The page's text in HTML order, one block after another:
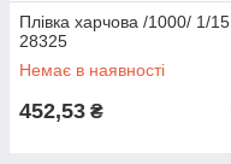
Плівка харчова /1000/ 1/15
28325
Немає в наявності
452,53 ₴